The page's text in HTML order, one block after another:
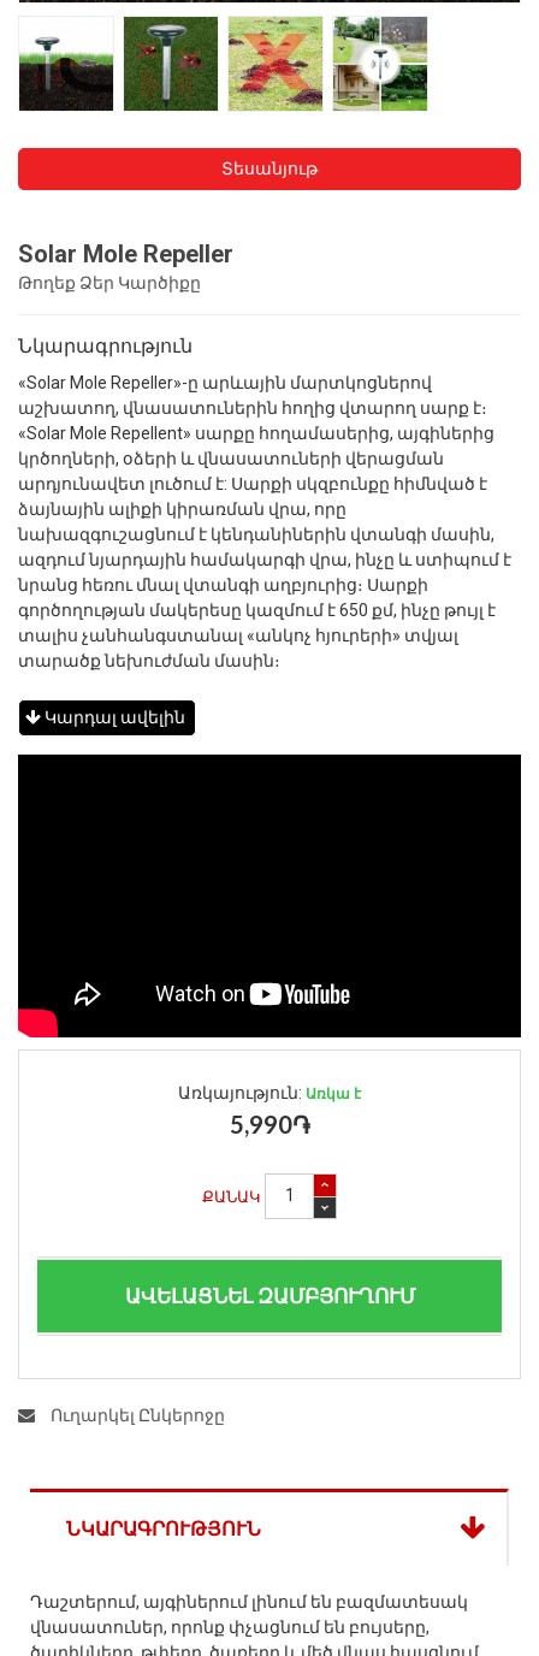
Տեսանյութ
Solar Mole Repeller
Թողեք Ձեր Կարծիքը
Նկարագրություն
«Solar Mole Repeller»-ը արևային մարտկոցներով
աշխատող, վնասատուներին հողից վտարող սարք է։
«Solar Mole Repellent» սարքը հողամասերից, այգիներից
կրծողների, օձերի և վնասատուների վերացման
արդյունավետ լուծում է: Սարքի սկզբունքը հիմնված է
ձայնային ալիքի կիրառման վրա, որը
նախազգուշացնում է կենդանիներին վտանգի մասին,
ազդում նյարդային համակարգի վրա, ինչը և ստիպում է
նրանց հեռու մնալ վտանգի աղբյուրից։ Սարքի
գործողության մակերեսը կազմում է 650 քմ, ինչը թույլ է
տալիս չանհանգստանալ «անկոչ հյուրերի» տվյալ
տարածք նեխուժման մասին։
Կարդալ ավելին
Առկայություն: Առկա է
5,990֏
ՔԱՆԱԿ
ԱՎԵԼԱՑՆԵԼ ԶԱՄԲՅՈՒՂՈՒՄ
Ուղարկել Ընկերոջը
ՆԿԱՐԱԳՐՈՒԹՅՈՒՆ
Դաշտերում, այգիներում լինում են բազմատեսակ
վնասատուներ, որոնք փչացնում են բույսերը,